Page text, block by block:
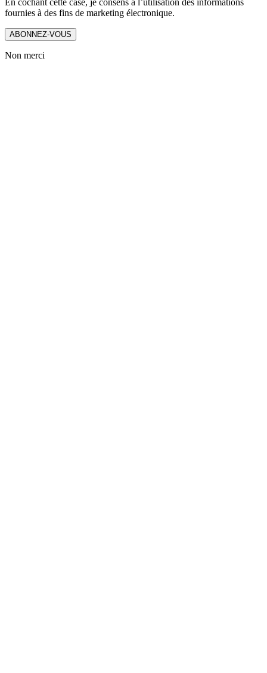
En cochant cette case, je consens à l’utilisation des informations
fournies à des fins de marketing électronique.
ABONNEZ-VOUS
Non merci